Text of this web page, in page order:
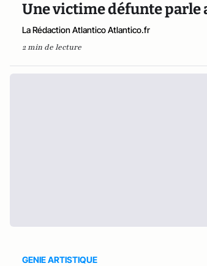
Une victime défunte parle
La Rédaction Atlantico Atlantico.fr
2 min de lecture
GENIE ARTISTIQUE